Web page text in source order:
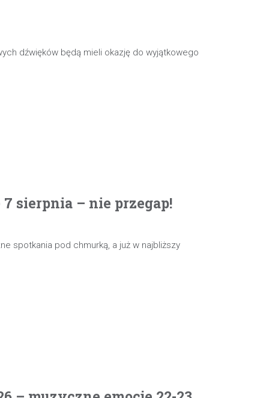
dźwięków będą mieli okazję do wyjątkowego
sierpnia – nie przegap!
spotkania pod chmurką, a już w najbliższy